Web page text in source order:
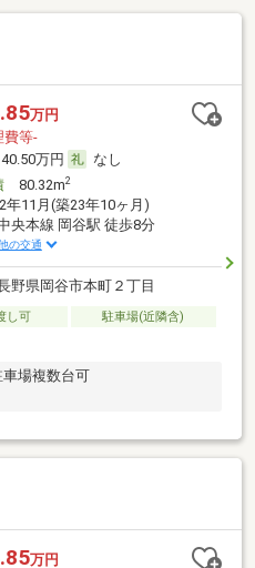
万円
費等-
40.50万円
なし
80.32m2
年11月(築23年10ヶ月)
央本線 岡谷駅 徒歩8分
の交通
野県岡谷市本町２丁目
し可
駐車場(近隣含)
場複数台可
万円